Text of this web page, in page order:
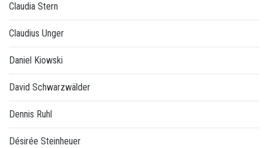
Claudia Stern
Claudius Unger
Daniel Kiowski
David Schwarzwälder
Dennis Ruhl
Désirée Steinheuer